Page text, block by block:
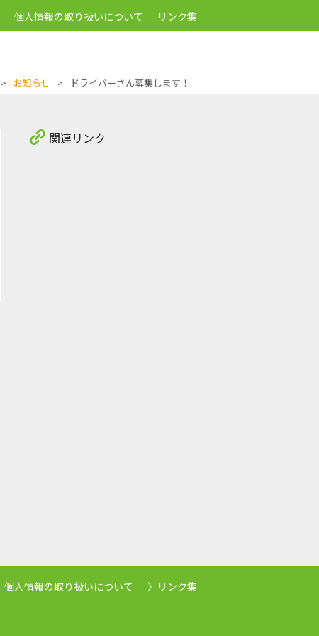
個人情報の取り扱いについて リンク集
> お知らせ > ドライバーさん募集します！
関連リンク
個人情報の取り扱いについて リンク集